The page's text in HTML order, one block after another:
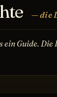
— die
ein Guide.